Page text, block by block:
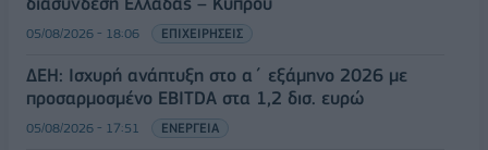
05/08/2026 - 18:06 ΕΠΙΧΕΙΡΗΣΕΙΣ
ΔΕΗ: Ισχυρή ανάπτυξη στο α΄ εξάμηνο 2026 με
προσαρμοσμένο EBITDA στα 1,2 δισ. ευρώ
05/08/2026 - 17:51 ΕΝΕΡΓΕΙΑ